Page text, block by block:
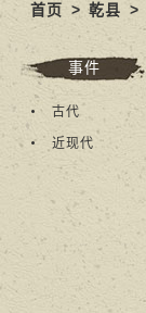
首页 >乾县 >
事件
古代
近现代